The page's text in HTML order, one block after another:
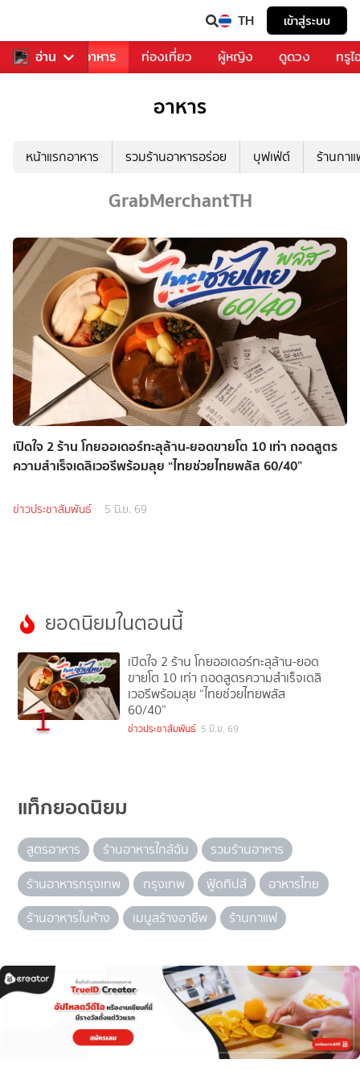
TH เข้าสู่ระบบ
อ่าน
การเพลง อาหาร ท่องเที่ยว ผู้หญิง ดูดวง ทรู
อาหาร
หน้าแรกอาหาร รวมร้านอาหารอร่อย บุฟเฟ่ต์ ร้านกา
GrabMerchantTH
เปิดใจ 2 ร้าน โกยออเดอร์ทะลุล้าน-ยอดขายโต 10 เท่า ถอดสูตร
ความสำเร็จเดลิเวอรีพร้อมลุย “ไทยช่วยไทยพลัส 60/40”
ข่าวประชาสัมพันธ์ 5 มิ.ย. 69
ยอดนิยมในตอนนี้
1
เปิดใจ 2 ร้าน โกยออเดอร์ทะลุล้าน-ยอด
ขายโต 10 เท่า ถอดสูตรความสำเร็จเดลิ
เวอรีพร้อมลุย “ไทยช่วยไทยพลัส
60/40”
ข่าวประชาสัมพันธ์ 5 มิ.ย. 69
แท็กยอดนิยม
สูตรอาหาร ร้านอาหารใกล้ฉัน
รวมร้านอาหาร
ร้านอาหารกรุงเทพ
กรุงเทพ ฟู้ดทิปส์
อาหารไทย
ร้านอาหารในห้าง
เมนูสร้างอาชีพ ร้านกาแฟ